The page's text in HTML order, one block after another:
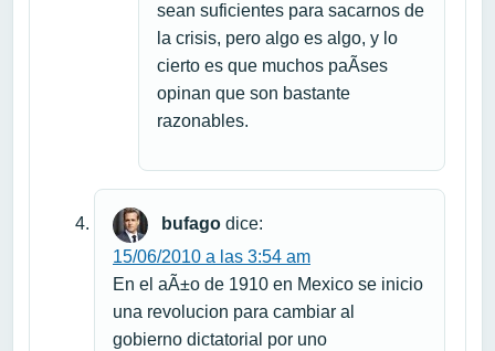
sean suficientes para sacarnos de
la crisis, pero algo es algo, y lo
cierto es que muchos paÃ­ses
opinan que son bastante
razonables.
bufago dice:
15/06/2010 a las 3:54 am
En el aÃ±o de 1910 en Mexico se inicio
una revolucion para cambiar al
gobierno dictatorial por uno